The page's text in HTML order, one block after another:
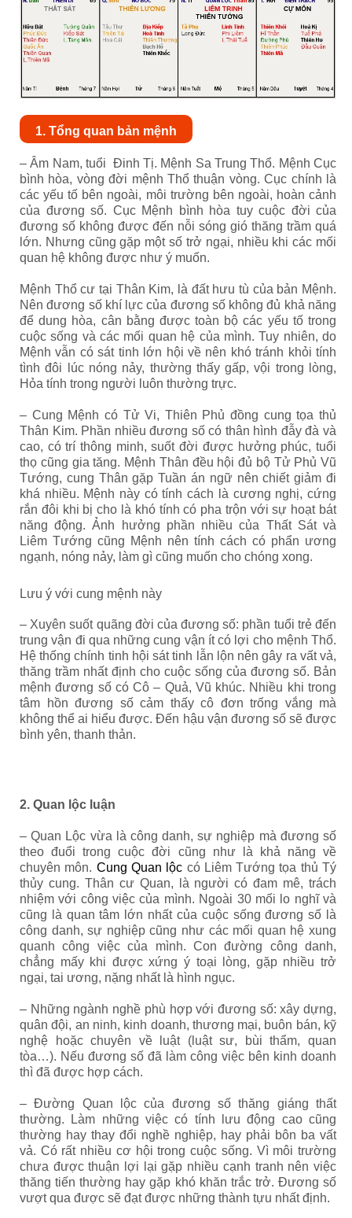
1. Tổng quan bản mệnh
– Âm Nam, tuổi Đinh Tị. Mệnh Sa Trung Thổ. Mệnh Cục
bình hòa, vòng đời mệnh Thổ thuận vòng. Cục chính là
các yếu tố bên ngoài, môi trường bên ngoài, hoàn cảnh
của đương số. Cục Mệnh bình hòa tuy cuộc đời của
đương số không được đến nỗi sóng gió thăng trầm quá
lớn. Nhưng cũng gặp một số trở ngại, nhiều khi các mối
quan hệ không được như ý muốn.
Mệnh Thổ cư tại Thân Kim, là đất hưu tù của bản Mệnh.
Nên đương số khí lực của đương số không đủ khả năng
để dung hòa, cân bằng được toàn bộ các yếu tố trong
cuộc sống và các mối quan hệ của mình. Tuy nhiên, do
Mệnh vẫn có sát tinh lớn hội về nên khó tránh khỏi tính
tình đôi lúc nóng nảy, thường thấy gấp, vội trong lòng,
Hỏa tính trong người luôn thường trực.
– Cung Mệnh có Tử Vi, Thiên Phủ đồng cung tọa thủ
Thân Kim. Phần nhiều đương số có thân hình đẫy đà và
cao, có trí thông minh, suốt đời được hưởng phúc, tuổi
thọ cũng gia tăng. Mệnh Thân đều hội đủ bộ Tử Phủ Vũ
Tướng, cung Thân gặp Tuần án ngữ nên chiết giảm đi
khá nhiều. Mệnh này có tính cách là cương nghị, cứng
rắn đôi khi bị cho là khó tính có pha trộn với sự hoạt bát
năng động. Ảnh hưởng phần nhiều của Thất Sát và
Liêm Tướng cũng Mệnh nên tính cách có phẩn ương
ngạnh, nóng nảy, làm gì cũng muốn cho chóng xong.
Lưu ý với cung mệnh này
– Xuyên suốt quãng đời của đương số: phần tuổi trẻ đến
trung vận đi qua những cung vận ít có lợi cho mệnh Thổ.
Hệ thống chính tinh hội sát tinh lẫn lộn nên gây ra vất vả,
thăng trầm nhất định cho cuộc sống của đương số. Bản
mệnh đương số có Cô – Quả, Vũ khúc. Nhiều khi trong
tâm hồn đương số cảm thấy cô đơn trống vắng mà
không thể ai hiểu được. Đến hậu vận đương số sẽ được
bình yên, thanh thản.
2. Quan lộc luận
– Quan Lộc vừa là công danh, sự nghiệp mà đương số
theo đuổi trong cuộc đời cũng như là khả năng về
chuyên môn. Cung Quan lộc có Liêm Tướng tọa thủ Tý
thủy cung. Thân cư Quan, là người có đam mê, trách
nhiệm với công việc của mình. Ngoài 30 mối lo nghĩ và
cũng là quan tâm lớn nhất của cuộc sống đương số là
công danh, sự nghiệp cũng như các mối quan hệ xung
quanh công việc của mình. Con đường công danh,
chẳng mấy khi được xứng ý toại lòng, gặp nhiều trở
ngại, tai ương, nặng nhất là hình ngục.
– Những ngành nghề phù hợp với đương số: xây dựng,
quân đội, an ninh, kinh doanh, thương mại, buôn bán, kỹ
nghệ hoặc chuyên về luật (luật sư, bùi thẩm, quan
tòa…). Nếu đương số đã làm công việc bên kinh doanh
thì đã được hợp cách.
– Đường Quan lộc của đương số thăng giáng thất
thường. Làm những việc có tính lưu động cao cũng
thường hay thay đổi nghề nghiệp, hay phải bôn ba vất
vả. Có rất nhiều cơ hội trong cuộc sống. Vì môi trường
chưa được thuận lợi lại gặp nhiều cạnh tranh nên việc
thăng tiến thường hay gặp khó khăn trắc trở. Đương số
vượt qua được sẽ đạt được những thành tựu nhất định.